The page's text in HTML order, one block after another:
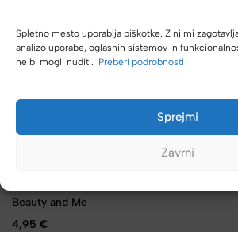
Spletno mesto uporablja piškotke. Z njimi
analizo uporabe, oglasnih sistemov in
ne bi mogli nuditi. Preberi podrobnosti
Sprejmi
Zavrni
Beauty and Me
4,95 €